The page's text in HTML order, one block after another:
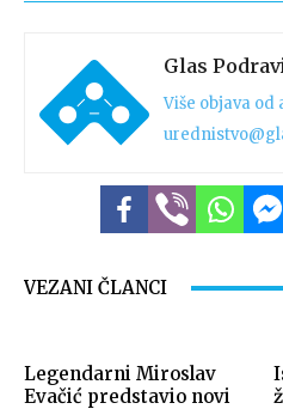
Glas
Više objava od
VEZANI ČLANCI
Legendarni Miroslav
Evačić predstavio novi